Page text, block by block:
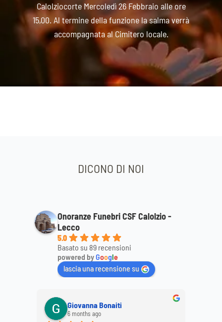
Calolziocorte Mercoledì 26 Febbraio alle ore
15,00. Al termine della funzione la salma verrà
accompagnata al Cimitero locale.
DICONO DI NOI
Onoranze Funebri CSF Calolzio -
Lecco
5.0
Basato su 89 recensioni
powered byGoogle
lascia una recensione su
Giovanna Bonaiti
6 months ago